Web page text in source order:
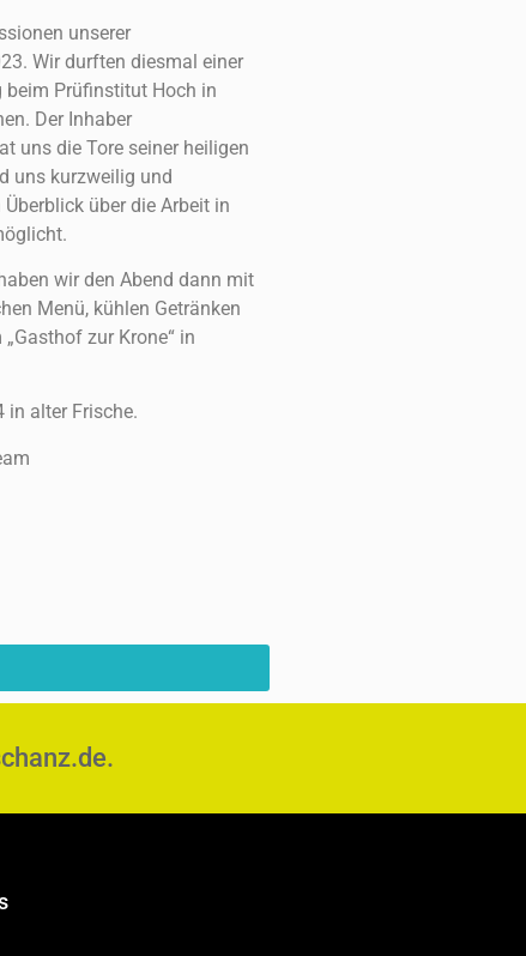
unserer
Wir durften diesmal einer
beim Prüfinstitut Hoch in
Der Inhaber
uns die Tore seiner heiligen
uns kurzweilig und
über die Arbeit in
wir den Abend dann mit
Menü, kühlen Getränken
zur Krone“ in
in alter Frische.